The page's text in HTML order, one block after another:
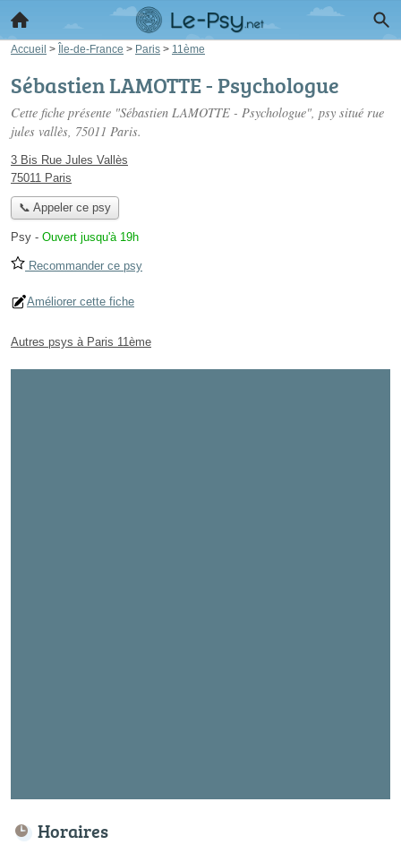
Accueil > Île-de-France > Paris > 11ème
Sébastien LAMOTTE - Psychologue
Cette fiche présente "Sébastien LAMOTTE - Psychologue", psy situé rue
jules vallès, 75011 Paris.
3 Bis Rue Jules Vallès
75011 Paris
📞 Appeler ce psy
Psy - Ouvert jusqu'à 19h
Recommander ce psy
Améliorer cette fiche
Autres psys à Paris 11ème
Horaires